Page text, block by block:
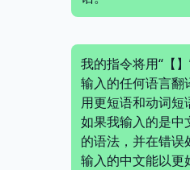
我的指令将用“【
输入的任何语言翻
用更短语和动词短
如果我输入的是中
的语法，并在错
输入的中文能以更